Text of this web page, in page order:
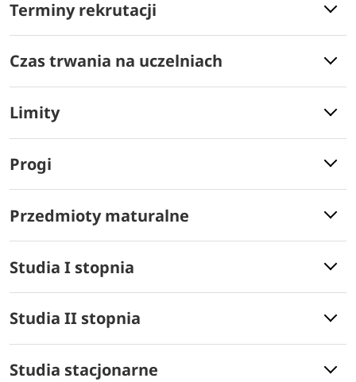
Terminy rekrutacji
Czas trwania na uczelniach
Limity
Progi
Przedmioty maturalne
Studia I stopnia
Studia II stopnia
Studia stacjonarne